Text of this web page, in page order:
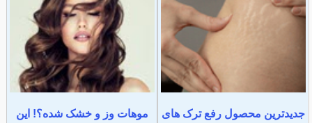
جدیدترین محصول رفع ترک های
موهات وز و خشک شده؟! این